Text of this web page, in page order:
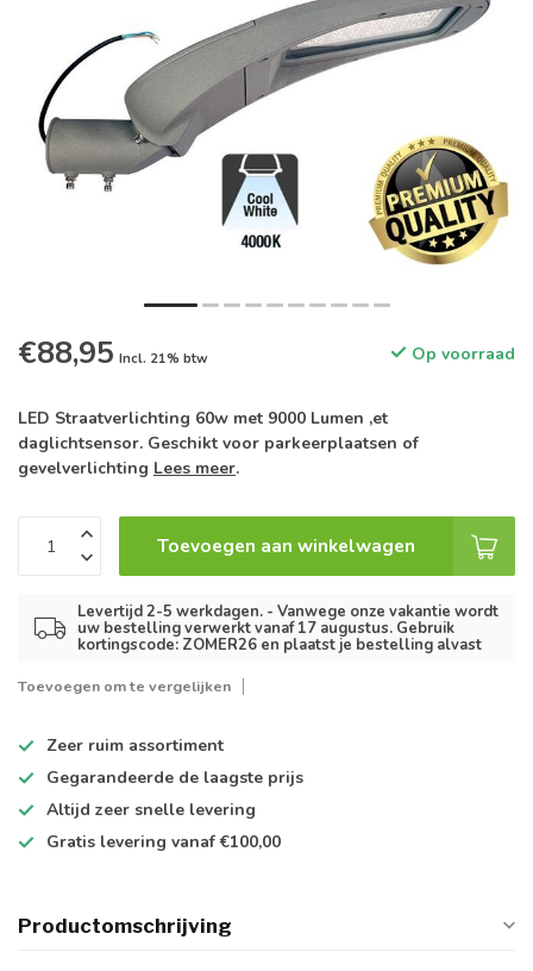
€88,95 Incl. 21% btw Op voorraad
LED Straatverlichting 60w met 9000 Lumen ,et
daglichtsensor. Geschikt voor parkeerplaatsen of
gevelverlichting Lees meer.
Toevoegen aan winkelwagen
Levertijd 2-5 werkdagen. - Vanwege onze vakantie wordt
uw bestelling verwerkt vanaf 17 augustus. Gebruik
kortingscode: ZOMER26 en plaatst je bestelling alvast
Toevoegen om te vergelijken
Zeer ruim assortiment
Gegarandeerde de laagste prijs
Altijd zeer snelle levering
Gratis levering vanaf €100,00
Productomschrijving